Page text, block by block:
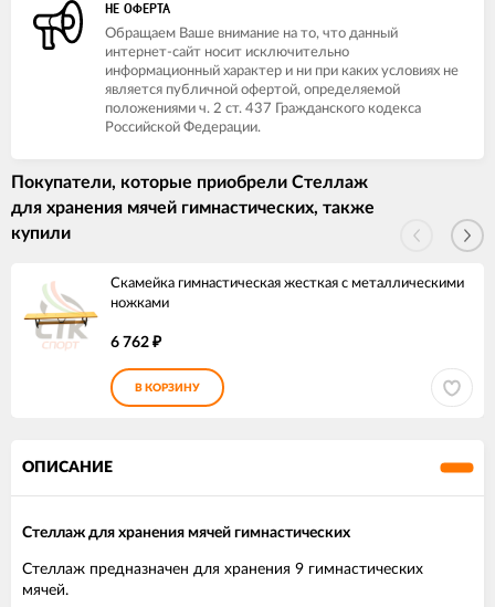
НЕ ОФЕРТА
Обращаем Ваше внимание на то, что данный
интернет-сайт носит исключительно
информационный характер и ни при каких условиях не
является публичной офертой, определяемой
положениями ч. 2 ст. 437 Гражданского кодекса
Российской Федерации.
Покупатели, которые приобрели Стеллаж
для хранения мячей гимнастических, также
купили
Скамейка гимнастическая жесткая с металлическими
ножками
6 762 ₽
В КОРЗИНУ
ОПИСАНИЕ
Стеллаж для хранения мячей гимнастических
Стеллаж предназначен для хранения 9 гимнастических
мячей.